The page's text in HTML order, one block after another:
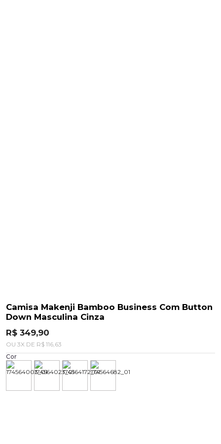
Camisa Makenji Bamboo Business Com Button
Down Masculina Cinza
R$ 349,90
OU 3X DE R$ 116,63
Cor